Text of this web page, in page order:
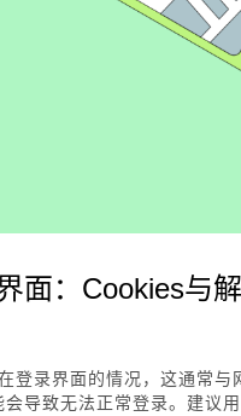
面：Cookies与
登录界面的情况，这通常
导致无法正常登录。建议